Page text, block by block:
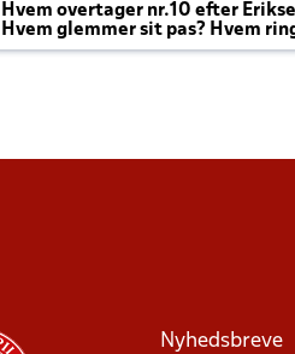
Hvem overtager nr.10 efter
Hvem glemmer sit pas? Hvem
Joachim altid til efter kampe?
Nyhedsbreve